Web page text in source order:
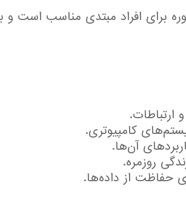
برای افراد مبتدی مناسب است و
ارتباطات.
کامپیوتری.
آن‌ها.
روزمره.
حفاظت از داده‌ها.